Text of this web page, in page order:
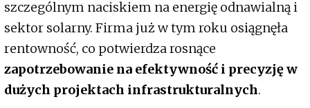
szczególnym naciskiem na energię odnawialną i
sektor solarny. Firma już w tym roku osiągnęła
rentowność, co potwierdza rosnące
zapotrzebowanie na efektywność i precyzję w
dużych projektach infrastrukturalnych.